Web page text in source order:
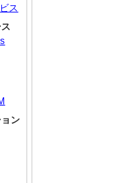
ス
ン